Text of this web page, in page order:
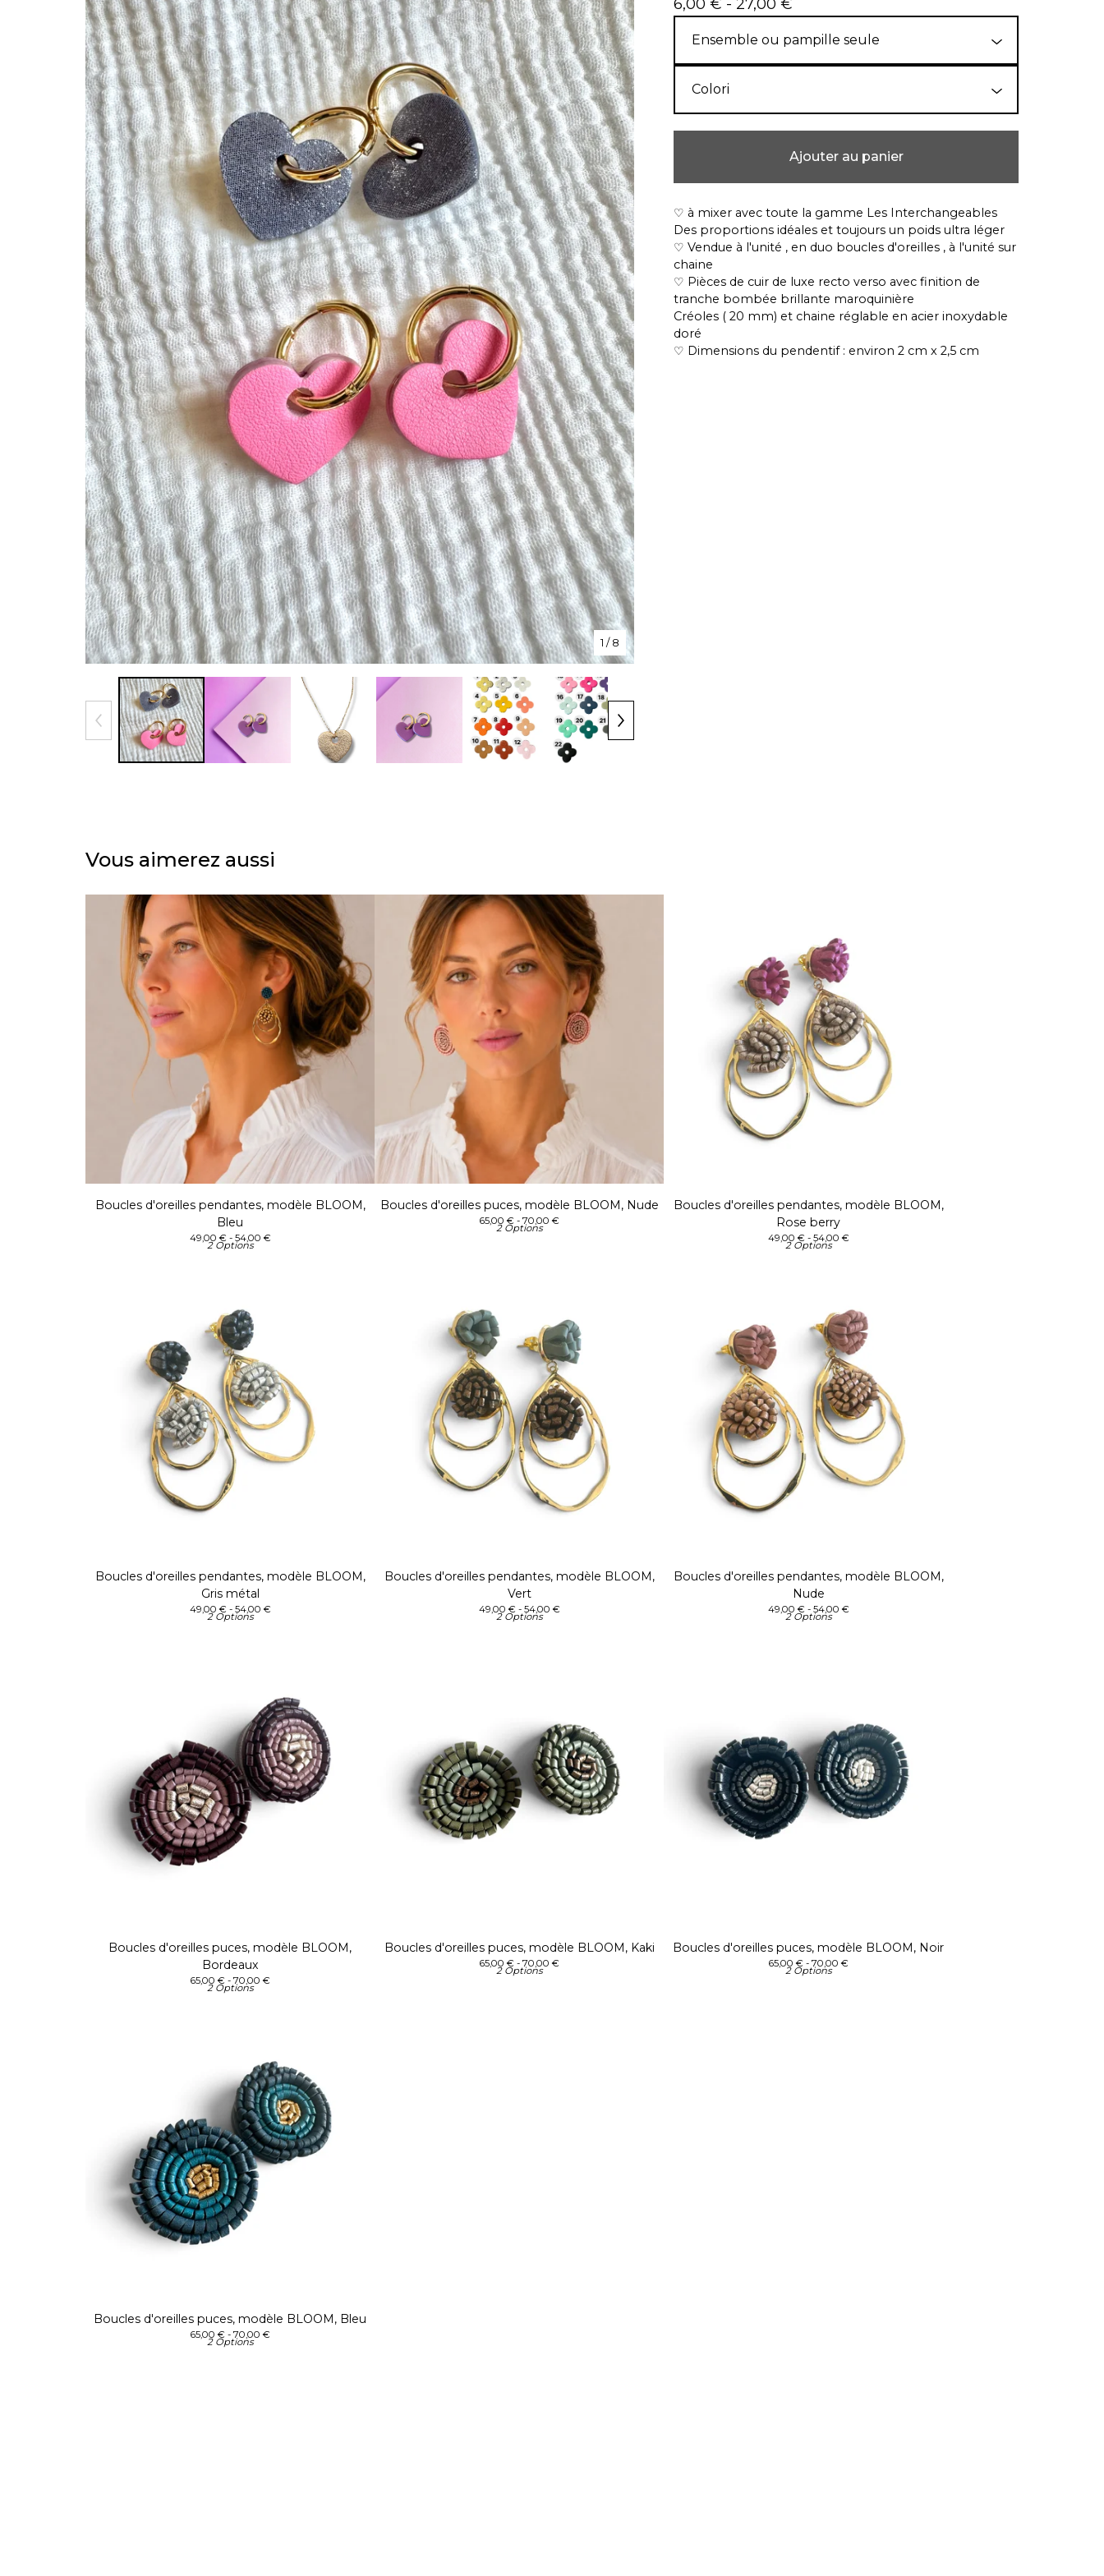
1 / 8
6,00 € - 27,00 €
Ajouter au panier
♡ à mixer avec toute la gamme Les Interchangeables
Des proportions idéales et toujours un poids ultra léger
♡ Vendue à l'unité , en duo boucles d'oreilles , à l'unité sur
chaine
♡ Pièces de cuir de luxe recto verso avec finition de
tranche bombée brillante maroquinière
Créoles ( 20 mm) et chaine réglable en acier inoxydable
doré
♡ Dimensions du pendentif : environ 2 cm x 2,5 cm
Vous aimerez aussi
Boucles d'oreilles pendantes, modèle BLOOM,
Bleu
49,00 € - 54,00 €
2 Options
Boucles d'oreilles puces, modèle BLOOM, Nude
65,00 € - 70,00 €
2 Options
Boucles d'oreilles pendantes, modèle BLOOM,
Rose berry
49,00 € - 54,00 €
2 Options
Boucles d'oreilles pendantes, modèle BLOOM,
Gris métal
49,00 € - 54,00 €
2 Options
Boucles d'oreilles pendantes, modèle BLOOM,
Vert
49,00 € - 54,00 €
2 Options
Boucles d'oreilles pendantes, modèle BLOOM,
Nude
49,00 € - 54,00 €
2 Options
Boucles d'oreilles puces, modèle BLOOM,
Bordeaux
65,00 € - 70,00 €
2 Options
Boucles d'oreilles puces, modèle BLOOM, Kaki
65,00 € - 70,00 €
2 Options
Boucles d'oreilles puces, modèle BLOOM, Noir
65,00 € - 70,00 €
2 Options
Boucles d'oreilles puces, modèle BLOOM, Bleu
65,00 € - 70,00 €
2 Options